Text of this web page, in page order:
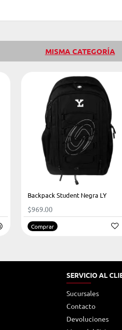
MISMA CATEGORÍA
Backpack Student Negra LY
$969.00
Comprar
SERVICIO AL
Sucursales
Contacto
Devoluciones